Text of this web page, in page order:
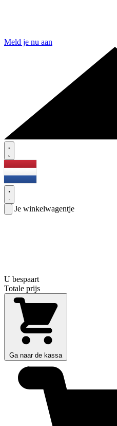
Meld je nu aan
Je winkelwagentje
U bespaart
Totale prijs
Ga naar de kassa